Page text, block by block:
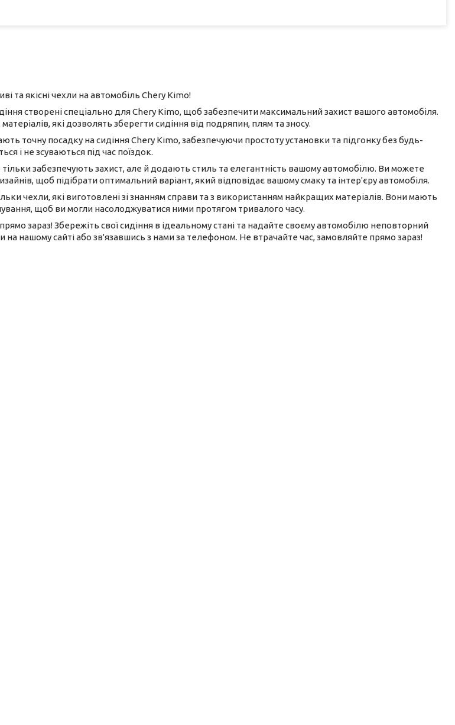
та якісні чехли на автомобіль Chery Kimo!
створені спеціально для Chery Kimo, щоб забезпечити максимальний захист вашого автомобіля.
які дозволять зберегти сидіння від подряпин, плям та зносу.
точну посадку на сидіння Chery Kimo, забезпечуючи простоту установки та підгонку без будь-
і не зсуваються під час поїздок.
забезпечують захист, але й додають стиль та елегантність вашому автомобілю. Ви можете
щоб підібрати оптимальний варіант, який відповідає вашому смаку та інтер'єру автомобіля.
чехли, які виготовлені зі знанням справи та з використанням найкращих матеріалів. Вони мають
щоб ви могли насолоджуватися ними протягом тривалого часу.
зараз! Збережіть свої сидіння в ідеальному стані та надайте своєму автомобілю неповторний
нашому сайті або зв'язавшись з нами за телефоном. Не втрачайте час, замовляйте прямо зараз!